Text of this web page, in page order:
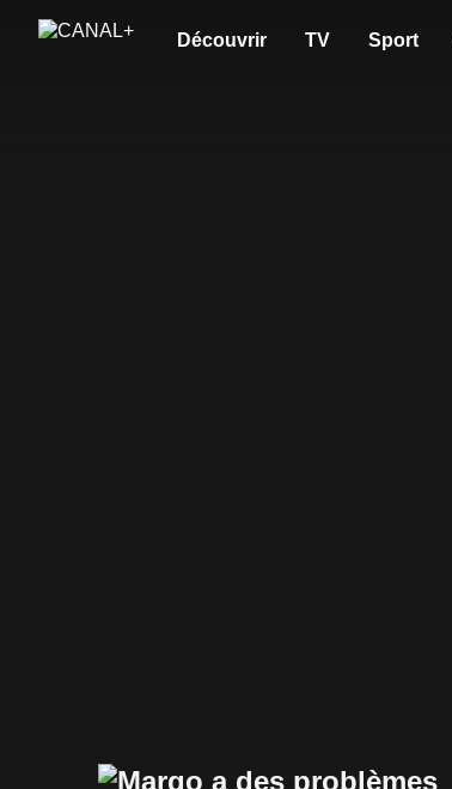
Découvrir TV Sport